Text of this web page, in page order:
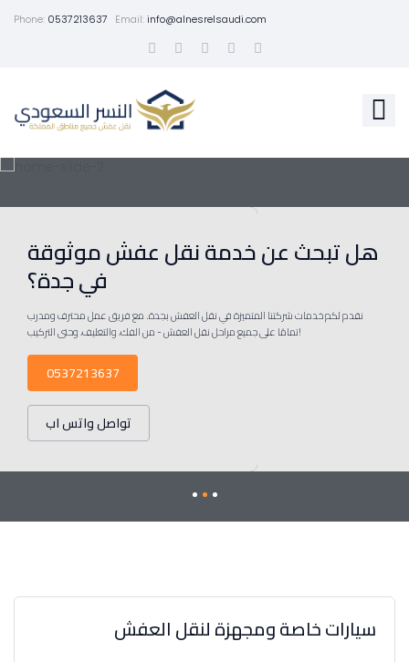
Phone: 0537213637 Email:info@alnesrelsaudi.com
هل تبحث عن خدمة نقل عفش موثوقة
في جدة؟
نقدم لكم خدمات شركتنا المتميزة في نقل العفش بجدة. مع فريق عمل محترف ومدرب
تمامًا على جميع مراحل نقل العفش - من الفك، والتغليف، وحتى التركيب!
0537213637
تواصل واتس اب
سيارات خاصة ومجهزة لنقل العفش